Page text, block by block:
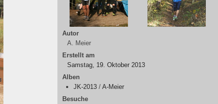
Autor
A. Meier
Erstellt am
Samstag, 19. Oktober 2013
Alben
JK-2013 / A-Meier
Besuche